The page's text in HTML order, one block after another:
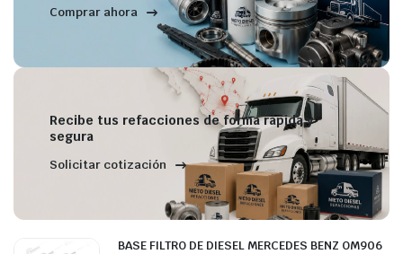
Comprar ahora
Recibe tus refacciones de forma rápida y
segura
Solicitar cotización
BASE FILTRO DE DIESEL MERCEDES BENZ OM906